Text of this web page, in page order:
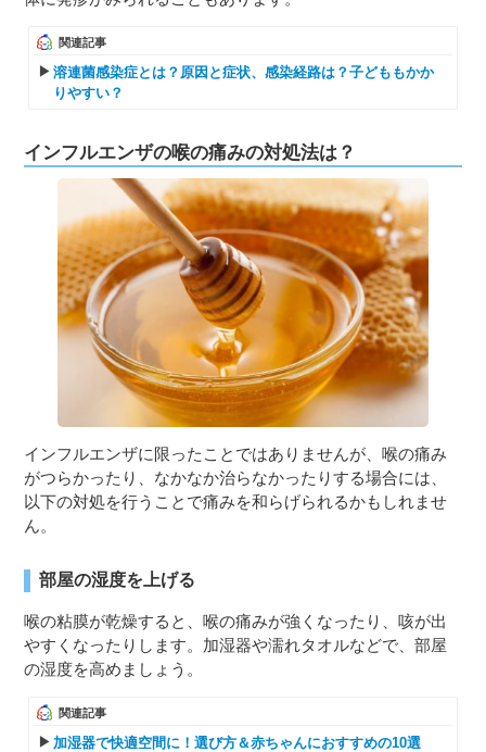
関連記事
溶連菌感染症とは？原因と症状、感染経路は？子どももかか
りやすい？
インフルエンザの喉の痛みの対処法は？
インフルエンザに限ったことではありませんが、喉の痛み
がつらかったり、なかなか治らなかったりする場合には、
以下の対処を行うことで痛みを和らげられるかもしれませ
ん。
部屋の湿度を上げる
喉の粘膜が乾燥すると、喉の痛みが強くなったり、咳が出
やすくなったりします。加湿器や濡れタオルなどで、部屋
の湿度を高めましょう。
関連記事
加湿器で快適空間に！選び方＆赤ちゃんにおすすめの10選